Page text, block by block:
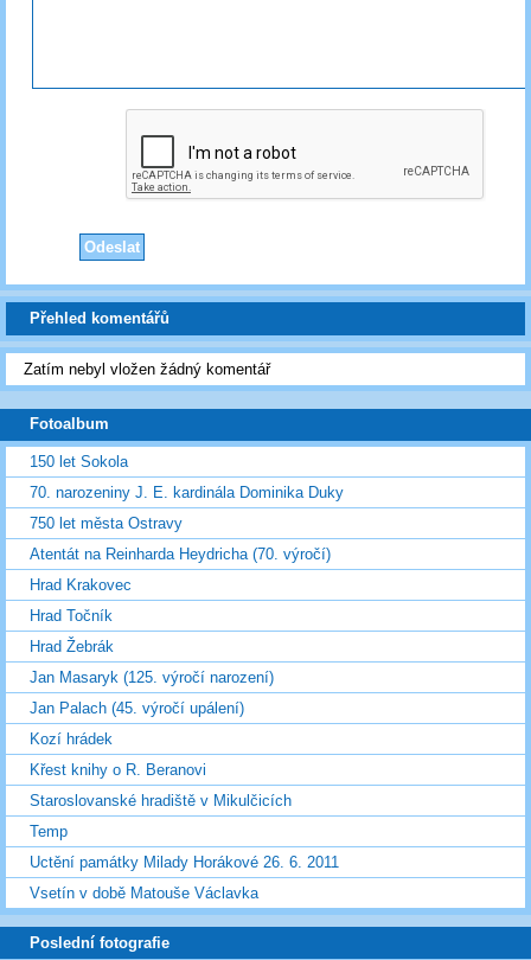
Přehled komentářů
Zatím nebyl vložen žádný komentář
Fotoalbum
150 let Sokola
70. narozeniny J. E. kardinála Dominika Duky
750 let města Ostravy
Atentát na Reinharda Heydricha (70. výročí)
Hrad Krakovec
Hrad Točník
Hrad Žebrák
Jan Masaryk (125. výročí narození)
Jan Palach (45. výročí upálení)
Kozí hrádek
Křest knihy o R. Beranovi
Staroslovanské hradiště v Mikulčicích
Temp
Uctění památky Milady Horákové 26. 6. 2011
Vsetín v době Matouše Václavka
Poslední fotografie